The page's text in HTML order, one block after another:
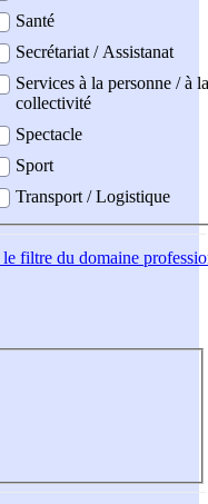
Santé
Secrétariat / Assistanat
Services à la personne / à la
collectivité
Spectacle
Sport
Transport / Logistique
le filtre du domaine